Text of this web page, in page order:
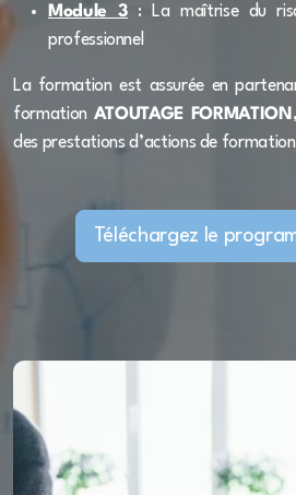
Module 3: La maîtrise du
professionnel
La formation est assurée en
formation ATOUTAGE FORMATION
des prestations d’actions de
Téléchargez le
Devenir référent hygiène en ESSMS
Maîtriser les techniques de
Hygiène bucco-dentaire de la
PRAP2S ALM
Troubles psychiques et santé mentale